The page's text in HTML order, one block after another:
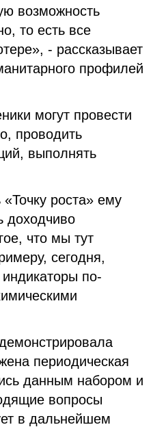
возможность
то есть все
- рассказывает
профилей
могут провести
проводить
выполнять
роста» ему
доходчиво
что мы тут
сегодня,
по-
периодическая
данным набором и
вопросы
в дальнейшем